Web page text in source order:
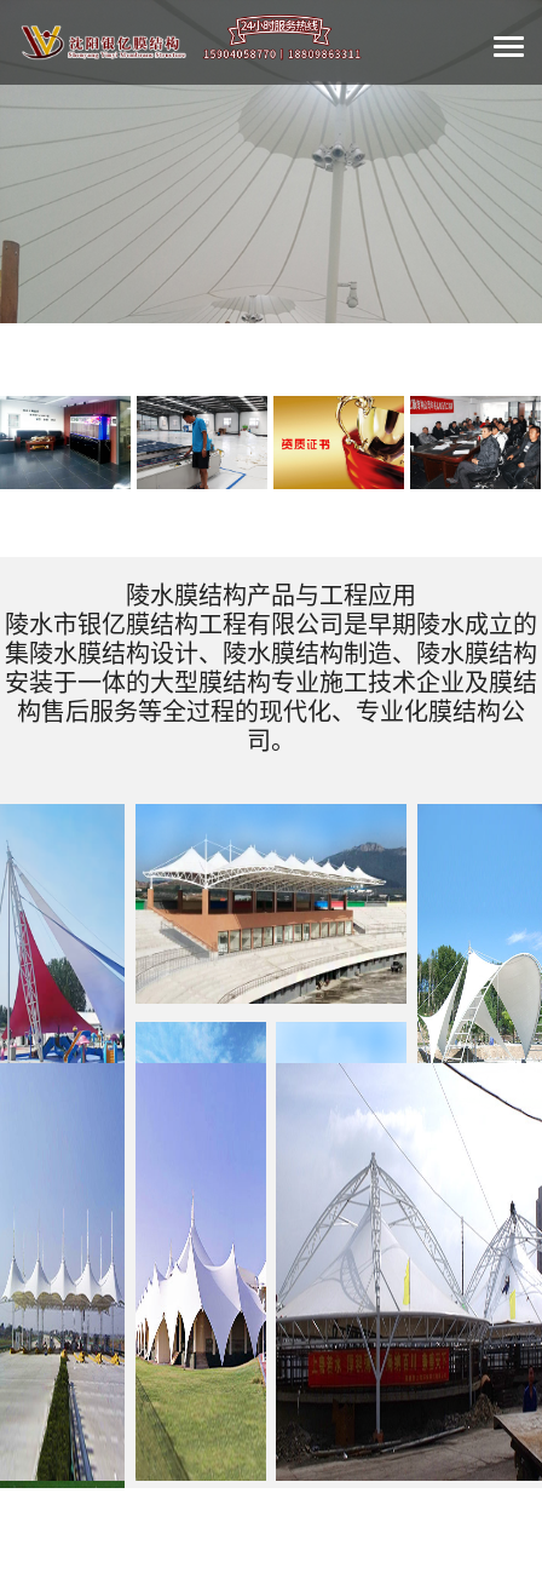
陵水膜结构产品与工程应用
陵水市银亿膜结构工程有限公司是早期陵水成立的
集陵水膜结构设计、陵水膜结构制造、陵水膜结构
安装于一体的大型膜结构专业施工技术企业及膜结
构售后服务等全过程的现代化、专业化膜结构公
司。